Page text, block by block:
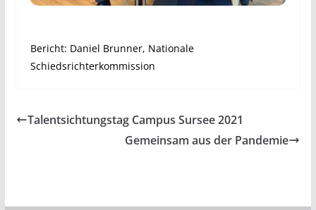
Bericht: Daniel Brunner, Nationale
Schiedsrichterkommission
Talentsichtungstag Campus Sursee 2021
Gemeinsam aus der Pandemie